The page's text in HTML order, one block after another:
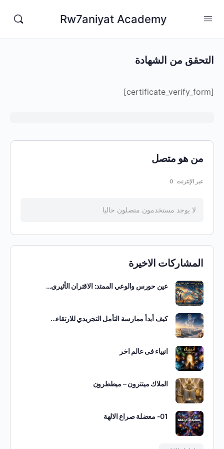
Rw7aniyat Academy
التحقق من الشهادة
[certificate_verify_form]
من هو متصل
عبر الإنترنت 0
لا يوجد مستخدمون متصلون حاليا
المشاركات الاخيرة
عين حورس والوعي الممتد: الاقتران الأثيري…
كيف أبدأ ممارسة التأمل التجريدي للارتقاء…
انبياء فى عالم اخر
الملاك ميتترون – ميططرون
01- معضلة صراع الالهة